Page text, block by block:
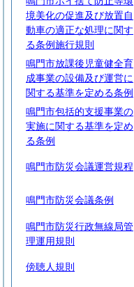
境美化の促進及び放置自
動車の適正な処理に関す
る条例施行規則
鳴門市放課後児童健全育
成事業の設備及び運営に
関する基準を定める条例
鳴門市包括的支援事業の
実施に関する基準を定め
る条例
鳴門市防災会議運営規程
鳴門市防災会議条例
鳴門市防災行政無線局管
理運用規則
傍聴人規則